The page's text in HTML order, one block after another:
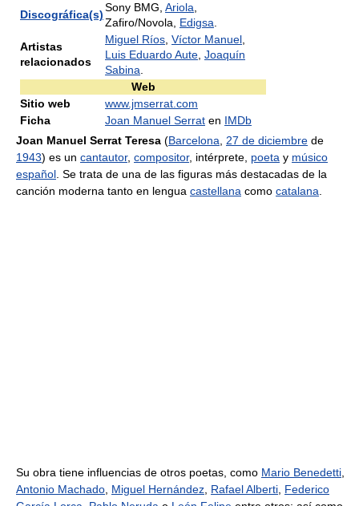
Discográfica(s)
Sony BMG, Ariola
Zafiro/Novola, Edigsa
Artistas
relacionados
Miguel Ríos Víctor Manuel
Luis Eduardo Aute Joaquín
Sabina
Web
Sitio web
www.jmserrat.com
Ficha
Joan Manuel Serrat en IMDb
Joan Manuel Serrat Teresa (Barcelona 27 de diciembre de
1943) es un cantautor, compositor, intérprete, poeta y músico
español . Se trata de una de las figuras más destacadas de la
canción moderna tanto en lengua castellana como catalana
Su obra tiene influencias de otros poetas, como Mario Benedetti
Antonio Machado Miguel Hernández Rafael Alberti Federico